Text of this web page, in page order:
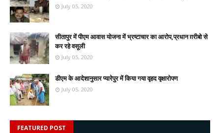
July 05, 2020
सीतापुर में पीएम आवास योजना में भ्रष्टाचार का आरोप,प्रधान ग़रीबो से
कर रहे वसूली
July 05, 2020
डीएम के आदेशानुसार प्यारेपुर में किया गया वृहद वृक्षारोपण
July 05, 2020
FEATURED POST